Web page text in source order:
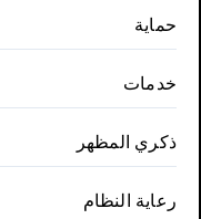
حماية
خدمات
ذكري المظهر
رعاية النظام